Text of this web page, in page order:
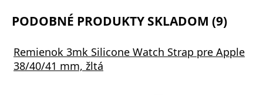
PODOBNÉ PRODUKTY SKLADOM (9)
Remienok 3mk Silicone Watch Strap pre Apple
38/40/41 mm, žltá